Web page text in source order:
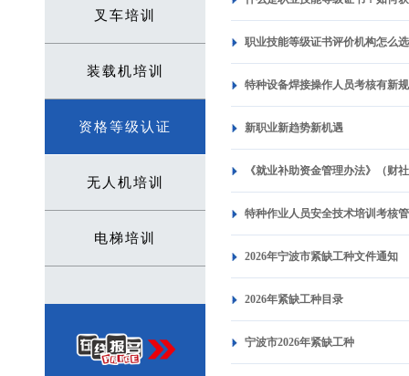
叉车培训
装载机培训
资格等级认证
无人机培训
电梯培训
职业技能等级证书评价机构怎么
特种设备焊接操作人员考核有新
新职业新趋势新机遇
《就业补助资金管理办法》（财
特种作业人员安全技术培训考核
2026年宁波市紧缺工种文件通知
2026年紧缺工种目录
宁波市2026年紧缺工种